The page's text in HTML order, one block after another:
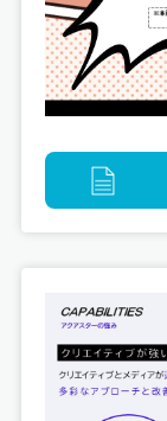
デジ
愛知万博20